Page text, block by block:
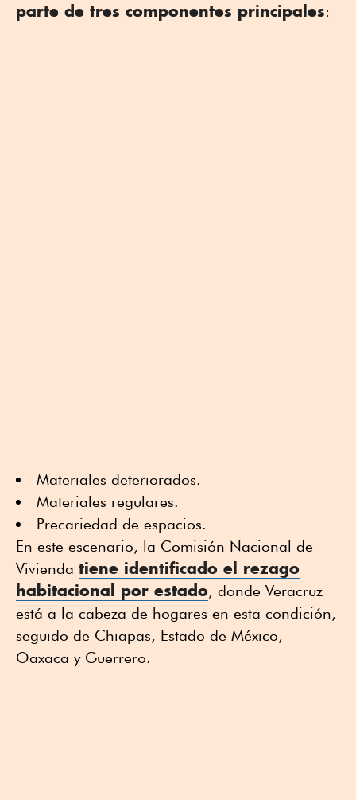
parte de tres componentes principales:
Materiales deteriorados.
Materiales regulares.
Precariedad de espacios.
En este escenario, la Comisión Nacional de
Vivienda tiene identificado el rezago
habitacional por estado, donde Veracruz
está a la cabeza de hogares en esta condición,
seguido de Chiapas, Estado de México,
Oaxaca y Guerrero.